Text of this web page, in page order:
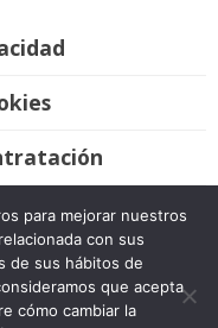
reservados. Desarrollo
Marketing.
para mejorar nuestros
con sus
de sus hábitos de
que acepta
cómo cambiar la